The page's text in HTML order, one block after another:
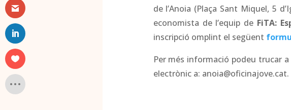
de l’Anoia (Plaça Sant Miquel, 5
economista de l’equip de FiTA:
inscripció omplint el següent
Per més informació podeu trucar a
electrònic a: anoia@oficinajove.cat.